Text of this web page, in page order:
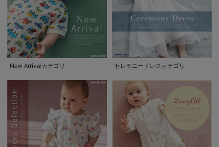
New Arrivalカテゴリ セレモニードレスカテゴリ